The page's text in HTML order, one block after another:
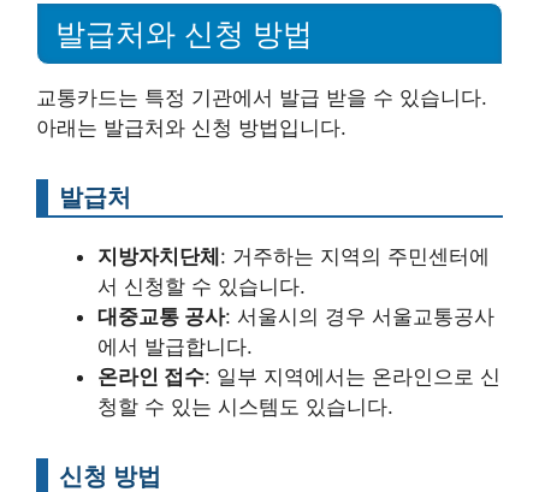
발급처와 신청 방법
교통카드는 특정 기관에서 발급 받을 수 있습니다.
아래는 발급처와 신청 방법입니다.
발급처
지방자치단체 : 거주하는 지역의 주민센터에
서 신청할 수 있습니다.
대중교통 공사: 서울시의 경우 서울교통공사
에서 발급합니다.
온라인 접수: 일부 지역에서는 온라인으로 신
청할 수 있는 시스템도 있습니다.
신청 방법